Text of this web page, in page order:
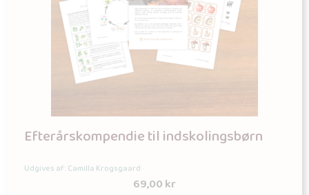
Efterårskompendie til indskolingsbørn
Udgives af: Camilla Krogsgaard
69,00kr